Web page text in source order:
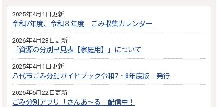
2025年4月1日更新
令和7年度、令和８年度 ごみ収集カレンダー
2026年4月23日更新
「資源の分別早見表【家庭用】」について
2025年4月1日更新
八代市ごみ分別ガイドブック令和7・8年度版 発行
2026年6月22日更新
ごみ分別アプリ「さんあ～る」配信中！